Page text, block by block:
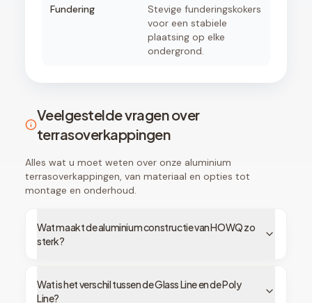
Fundering
Stevige funderingskokers
voor een stabiele
plaatsing op elke
ondergrond.
Veelgestelde vragen over
terrasoverkappingen
Alles wat u moet weten over onze aluminium
terrasoverkappingen, van materiaal en opties tot
montage en onderhoud.
Wat maakt de aluminium constructie van HOWQ zo
sterk?
Wat is het verschil tussen de Glass Line en de Poly
Line?